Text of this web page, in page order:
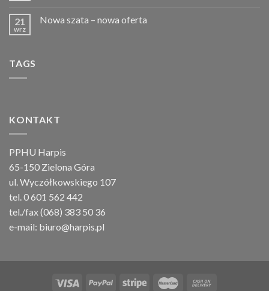
21
wrz
Nowa szata – nowa oferta
TAGS
KONTAKT
PPHU Harpis
65-150 Zielona Góra
ul. Wyczółkowskiego 107
tel. 0 601 562 442
tel./fax (068) 383 50 36
e-mail: biuro@harpis.pl